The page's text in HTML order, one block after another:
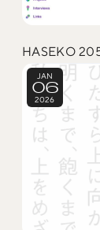
#ブランディ
#シェアオフ
Social
HASEKO
JAN
06
2026